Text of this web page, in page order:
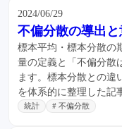
2024/06/29
不偏分散の導出と
標本平均・標本分散の
量の定義と「不偏分散
ます。標本分散との違
を体系的に整理した記
統計 # 不偏分散